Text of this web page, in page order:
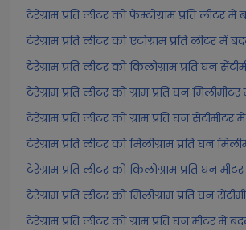
टेरेग्राम प्रति लीटर को फेम्टोग्राम प्रति लीटर में
टेरेग्राम प्रति लीटर को एटोग्राम प्रति लीटर में
टेरेग्राम प्रति लीटर को किलोग्राम प्रति घन
टेरेग्राम प्रति लीटर को ग्राम प्रति घन
टेरेग्राम प्रति लीटर को ग्राम प्रति घन
टेरेग्राम प्रति लीटर को मिलीग्राम प्रति घन
टेरेग्राम प्रति लीटर को किलोग्राम प्रति घन
टेरेग्राम प्रति लीटर को मिलीग्राम प्रति घन
टेरेग्राम प्रति लीटर को ग्राम प्रति घन मीटर में